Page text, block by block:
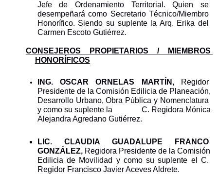
Jefe de Ordenamiento Territorial. Quien se
desempeñará como Secretario Técnico/Miembro
Honorífico. Siendo su suplente la Arq. Erika del
Carmen Escoto Gutiérrez.
CONSEJEROS PROPIETARIOS / MIEMBROS
HONORÍFICOS
ING. OSCAR ORNELAS MARTÍN,
Regidor
Presidente de la Comisión Edilicia de Planeación,
Desarrollo Urbano, Obra Pública y Nomenclatura
y como su suplente la               C. Regidora Mónica
Alejandra Agredano Gutiérrez.
LIC. CLAUDIA GUADALUPE FRANCO
GONZÁLEZ, Regidora Presidente de la Comisión
Edilicia de Movilidad y como su suplente el C.
Regidor Francisco Javier Aceves Aldrete.